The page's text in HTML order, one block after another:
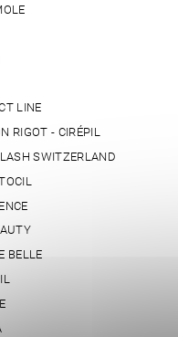
LINE
RIGOT - CIRÉPIL
SWITZERLAND
BELLE